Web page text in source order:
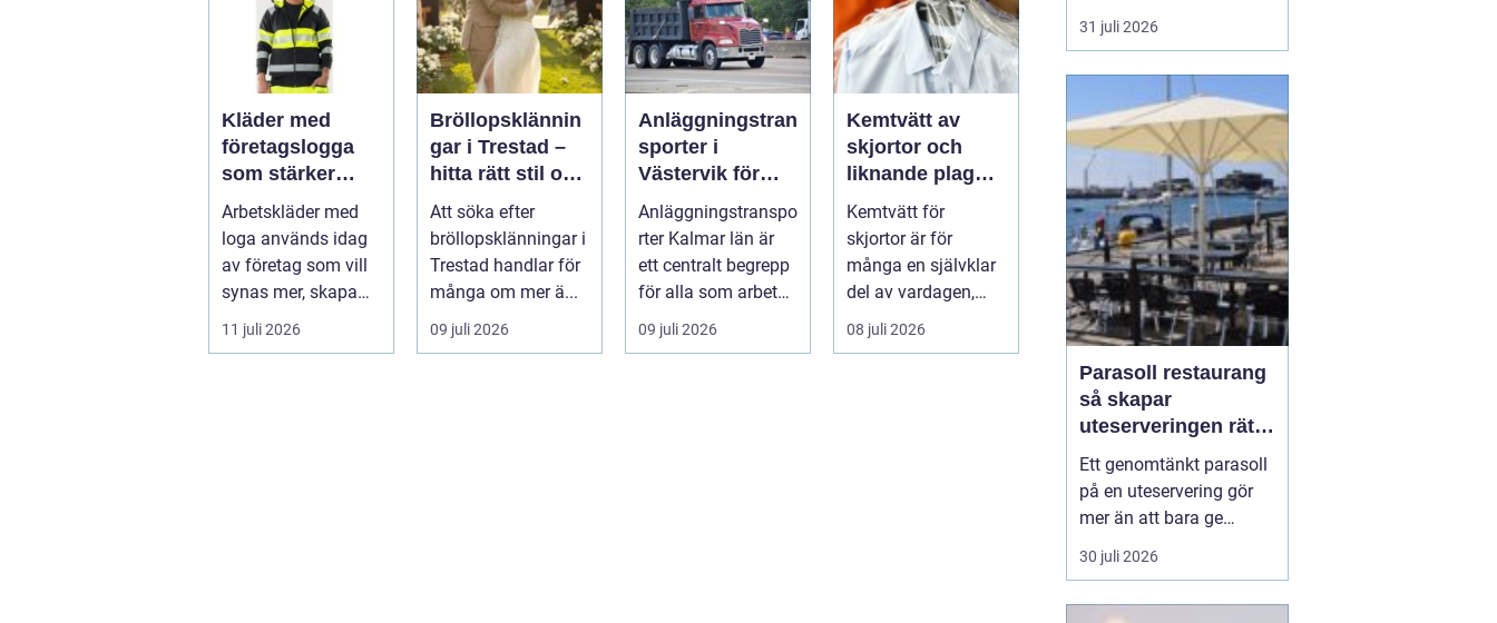
Kläder med
företagslogga
som stärker
varumärket
varje dag
Arbetskläder med
loga används idag
av företag som vill
synas mer, skapa
stolthet inte...
11 juli 2026
Bröllopsklännin
gar i Trestad –
hitta rätt stil och
passform inför
den stora dagen
Att söka efter
bröllopsklänningar i
Trestad handlar för
många om mer ä...
09 juli 2026
Anläggningstran
sporter i
Västervik för
effektiva
byggprojekt
Anläggningstranspo
rter Kalmar län är
ett centralt begrepp
för alla som arbetar
m...
09 juli 2026
Kemtvätt av
skjortor och
liknande plagg:
Så fungerar
professionell
klädvård i
praktiken
Kemtvätt för
skjortor är för
många en självklar
del av vardagen,
men ...
08 juli 2026
låta arvegods ligga i en
låda kan de formas om
passar stilen i dag och
bär med sig historien.
N&au...
31 juli 2026
Parasoll restaurang
så skapar
uteserveringen rätt
känsla året runt
Ett genomtänkt parasoll
på en uteservering gör
mer än att bara ge
skugga. Det påverkar hur
länge gästerna stannar,
30 juli 2026